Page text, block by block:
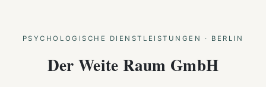
PSYCHOLOGISCHE DIENSTLEISTUNGEN · BERLIN
Der Weite Raum GmbH